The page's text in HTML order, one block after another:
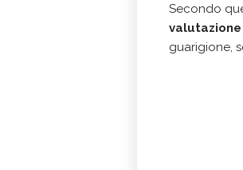
Secondo
valutazione
guarigione,